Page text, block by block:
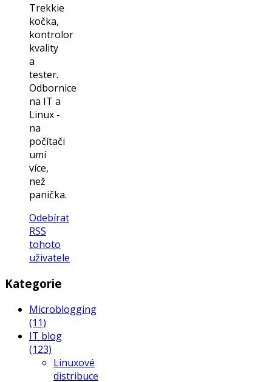
Trekkie
kočka,
kontrolor
kvality
a
tester.
Odbornice
na IT a
Linux -
na
počítači
umí
více,
než
panička.
Odebírat
RSS
tohoto
uživatele
Kategorie
Microblogging
(11)
IT blog
(123)
Linuxové
distribuce